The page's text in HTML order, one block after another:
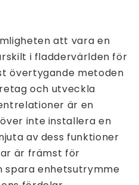
att vara en
i fladdervärlden för
övertygande metoden
och utveckla
är en
inte installera en
av dess funktioner
är främst för
spara enhetsutrymme